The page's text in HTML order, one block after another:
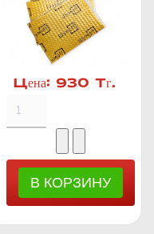
Цена: 930 Тг.